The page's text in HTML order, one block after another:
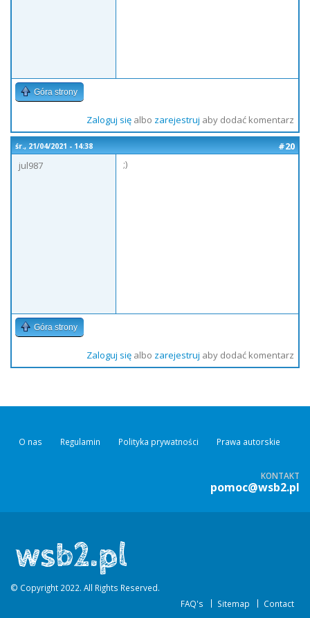
Góra strony
Zaloguj sięalbo zarejestruj aby dodać komentarz
śr., 21/04/2021 - 14:38
#20
jul987
;)
Góra strony
Zaloguj sięalbo zarejestruj aby dodać komentarz
O nas Regulamin Polityka prywatności Prawa autorskie
KONTAKT
pomoc@wsb2.pl
© Copyright 2022. All Rights Reserved.
FAQ's
Sitemap Contact